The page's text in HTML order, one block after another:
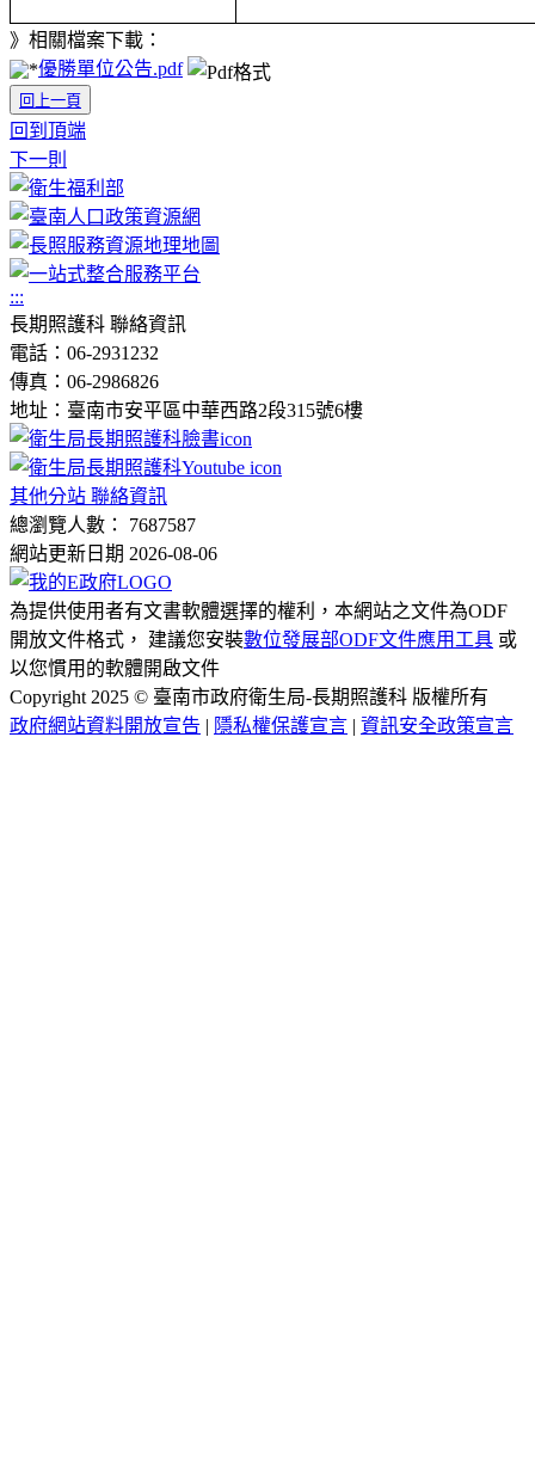
》相關檔案下載：
優勝單位公告.pdf
回上一頁
回到頂端
下一則
:::
長期照護科 聯絡資訊
電話：06-2931232
傳真：06-2986826
地址：臺南市安平區中華西路2段315號6樓
其他分站 聯絡資訊
總瀏覽人數： 7687587
網站更新日期 2026-08-06
為提供使用者有文書軟體選擇的權利，本網站之文件為ODF
開放文件格式， 建議您安裝數位發展部ODF文件應用工具 或
以您慣用的軟體開啟文件
Copyright 2025 © 臺南市政府衛生局-長期照護科 版權所有
政府網站資料開放宣告
隱私權保護宣言 資訊安全政策宣言